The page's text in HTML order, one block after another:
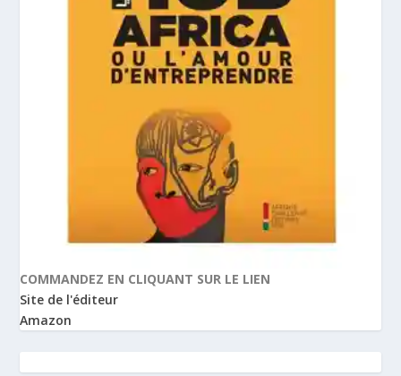
COMMANDEZ EN CLIQUANT SUR LE LIEN
Site de l'éditeur
Amazon